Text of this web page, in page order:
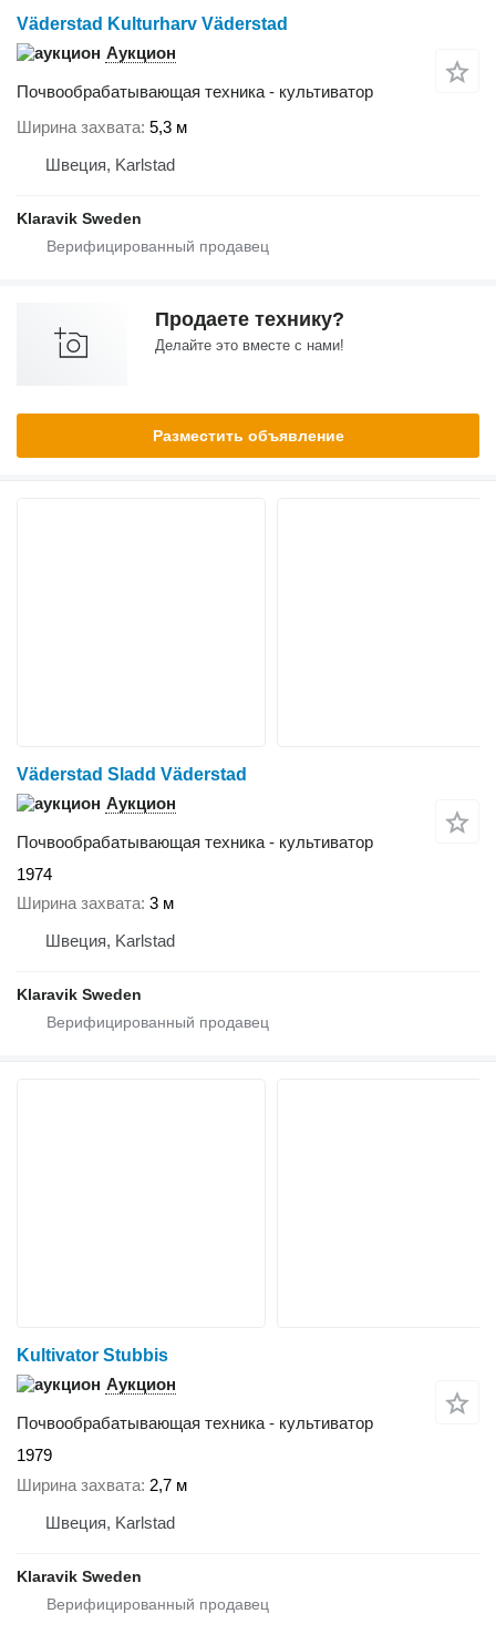
Väderstad Kulturharv Väderstad
Аукцион
Почвообрабатывающая техника - культиватор
Ширина захвата 5,3 м
Швеция, Karlstad
Klaravik Sweden
Продаете технику?
Делайте это вместе с нами!
Разместить объявление
Väderstad Sladd Väderstad
Аукцион
Почвообрабатывающая техника - культиватор
1974
Ширина захвата 3 м
Швеция, Karlstad
Klaravik Sweden
Kultivator Stubbis
Аукцион
Почвообрабатывающая техника - культиватор
1979
Ширина захвата 2,7 м
Швеция, Karlstad
Klaravik Sweden